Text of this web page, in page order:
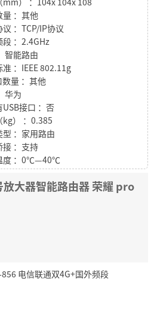
量 ：其他
议 ：TCP/IP协议
段 ：2.4GHz
智能路由
：IEEE 802.11g
数量 ：其他
华为
接口 ：否
kg） ：0.385
型 ：家用路由
接 ：支持
度 ：0℃—40℃
大器智能路由器 荣耀 pro
电信联通双4G+国外频段